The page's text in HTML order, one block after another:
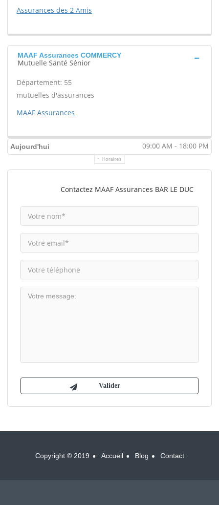
Assurances des 2 Amis
MAAF Assurances COMMERCY
Mutuelle Santé Sénior
Département: 55
mutuelles d'assurances
MAAF Assurances
Aujourd'hui 09:00 AM - 18:00 PM
Horaires
Contactez MAAF Assurances BAR LE DUC
Copyright © 2019 Accueil Blog Contact